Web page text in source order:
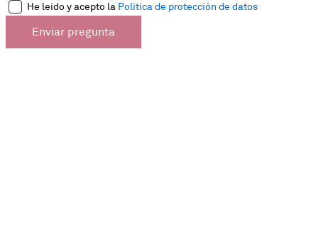
He leido y acepto la Politica de protección de datos
Enviar pregunta